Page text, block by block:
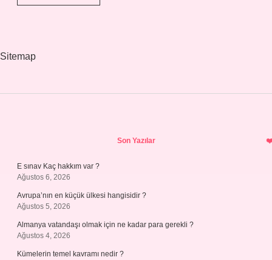
Hangi
Sitemap
Son Yazılar
E sınav Kaç hakkım var ?
Ağustos 6, 2026
Avrupa’nın en küçük ülkesi hangisidir ?
Ağustos 5, 2026
Almanya vatandaşı olmak için ne kadar para gerekli ?
Ağustos 4, 2026
Kümelerin temel kavramı nedir ?